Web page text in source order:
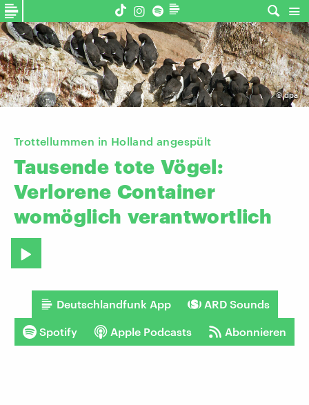
©dpa
Trottellummen in Holland angespült
Tausende tote Vögel:
Verlorene Container
womöglich verantwortlich
Deutschlandfunk App ARD Sounds
Spotify Apple Podcasts Abonnieren